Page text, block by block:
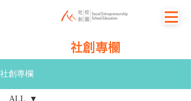
社創專欄
社創專欄
ALL